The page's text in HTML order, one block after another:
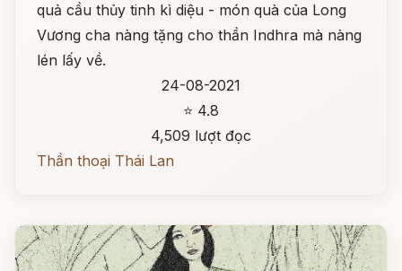
quả cầu thủy tinh kì diệu - món quà của Long
Vương cha nàng tặng cho thần Indhra mà nàng
lén lấy về.
24-08-2021
⭐ 4.8
4,509 lượt đọc
Thần thoại Thái Lan